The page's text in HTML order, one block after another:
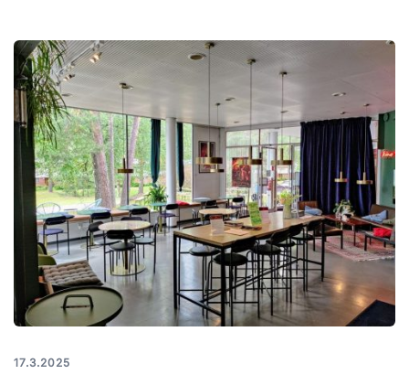
17.3.2025